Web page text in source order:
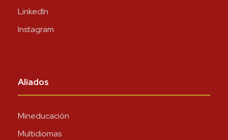
LinkedIn
Instagram
Aliados
Mineducación
Multidiomas